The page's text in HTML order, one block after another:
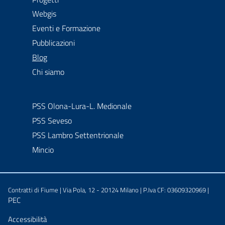
Webgis
Eventi e Formazione
Pubblicazioni
Blog
Chi siamo
PSS Olona-Lura-L. Medionale
PSS Seveso
PSS Lambro Settentrionale
Mincio
Contratti di Fiume | Via Pola, 12 - 20124 Milano | P.Iva CF: 03609320969 |
PEC
Sezione Link Utili
Accessibilità